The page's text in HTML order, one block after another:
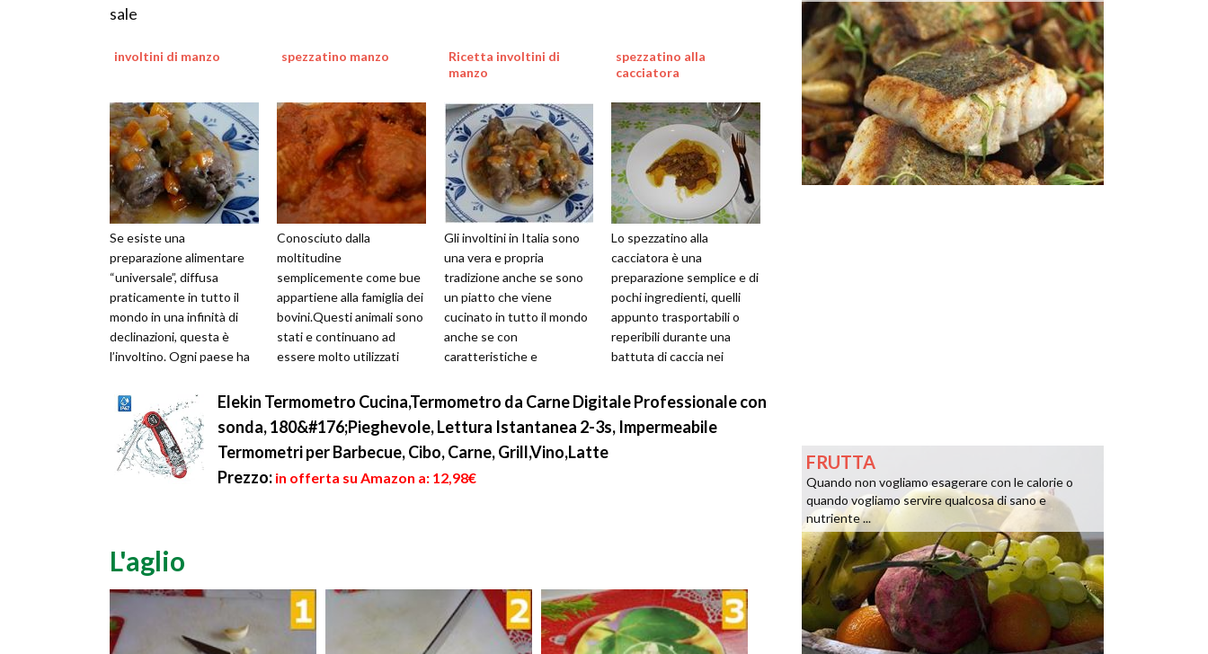
sale
involtini di manzo
Se esiste una
preparazione alimentare
“universale”, diffusa
praticamente in tutto il
mondo in una infinità di
declinazioni, questa è
l’involtino. Ogni paese ha
lo rappresenta...
spezzatino manzo
Conosciuto dalla
moltitudine
semplicemente come bue
appartiene alla famiglia dei
bovini.Questi animali sono
stati e continuano ad
essere molto utilizzati
antichi, le femm...
Ricetta involtini di
manzo
Gli involtini in Italia sono
una vera e propria
tradizione anche se sono
un piatto che viene
cucinato in tutto il mondo
anche se con
caratteristiche e
questa videoricetta vi...
spezzatino alla
cacciatora
Lo spezzatino alla
cacciatora è una
preparazione semplice e di
pochi ingredienti, quelli
appunto trasportabili o
reperibili durante una
battuta di caccia nei
reperire alloro o ...
Elekin Termometro Cucina,Termometro da Carne Digitale Professionale con
sonda, 180&#176;Pieghevole, Lettura Istantanea 2-3s, Impermeabile
Termometri per Barbecue, Cibo, Carne, Grill,Vino,Latte
Prezzo: in offerta su Amazon a: 12,98€
L'aglio
FRUTTA
Quando non vogliamo esagerare con le calorie o
quando vogliamo servire qualcosa di sano e
nutriente ...